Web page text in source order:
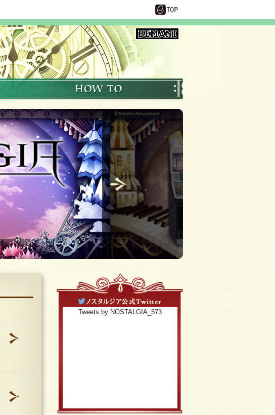
Tweets by NOSTALGIA_573